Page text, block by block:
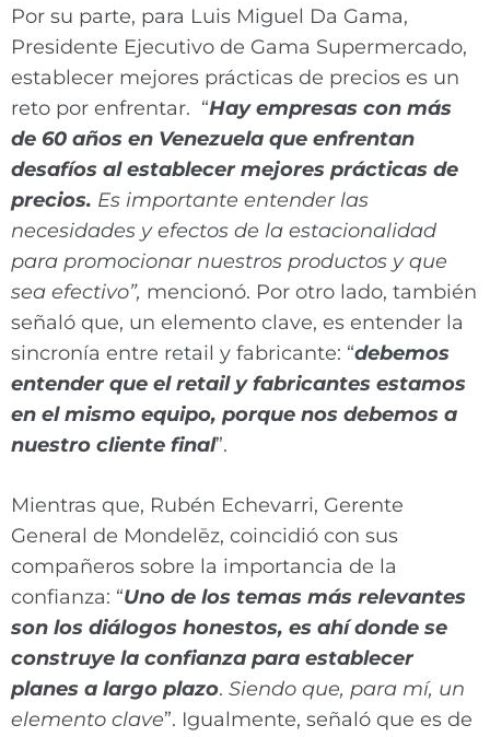
Por su parte, para Luis Miguel Da Gama,
Presidente Ejecutivo de Gama Supermercado,
establecer mejores prácticas de precios es un
reto por enfrentar. “Hay empresas con más
de 60 años en Venezuela que enfrentan
desafíos al establecer mejores prácticas de
precios. Es importante entender las
necesidades y efectos de la estacionalidad
para promocionar nuestros productos y que
sea efectivo”, mencionó. Por otro lado, también
señaló que, un elemento clave, es entender la
sincronía entre retail y fabricante: “debemos
entender que el retail y fabricantes estamos
en el mismo equipo, porque nos debemos a
nuestro cliente final”.
Mientras que, Rubén Echevarri, Gerente
General de Mondelēz, coincidió con sus
compañeros sobre la importancia de la
confianza: “Uno de los temas más relevantes
son los diálogos honestos, es ahí donde se
construye la confianza para establecer
planes a largo plazo. Siendo que, para mí, un
elemento clave”. Igualmente, señaló que es de